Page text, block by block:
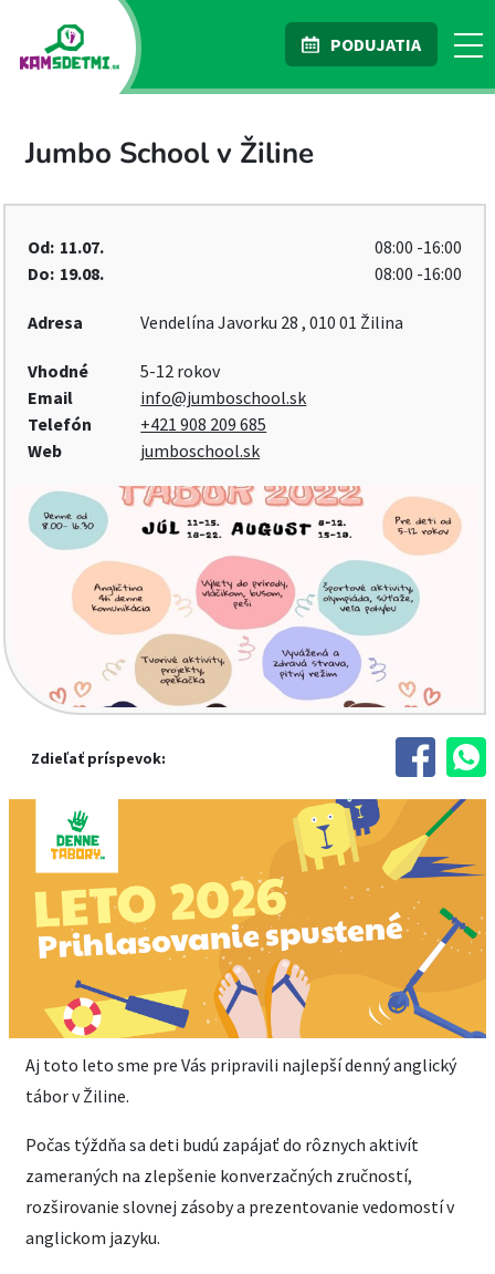
PODUJATIA
Jumbo School v Žiline
Od: 11.07.
08:00 -16:00
Do: 19.08. 08:00 -16:00
Adresa Vendelína Javorku 28 , 010 01 Žilina
Vhodné
5-12 rokov
Email
info@jumboschool.sk
Telefón
+421 908 209 685
Web
jumboschool.sk
Zdieľať príspevok:
Aj toto leto sme pre Vás pripravili najlepší denný anglický
tábor v Žiline.
Počas týždňa sa deti budú zapájať do rôznych aktivít
zameraných na zlepšenie konverzačných zručností,
rozširovanie slovnej zásoby a prezentovanie vedomostí v
anglickom jazyku.